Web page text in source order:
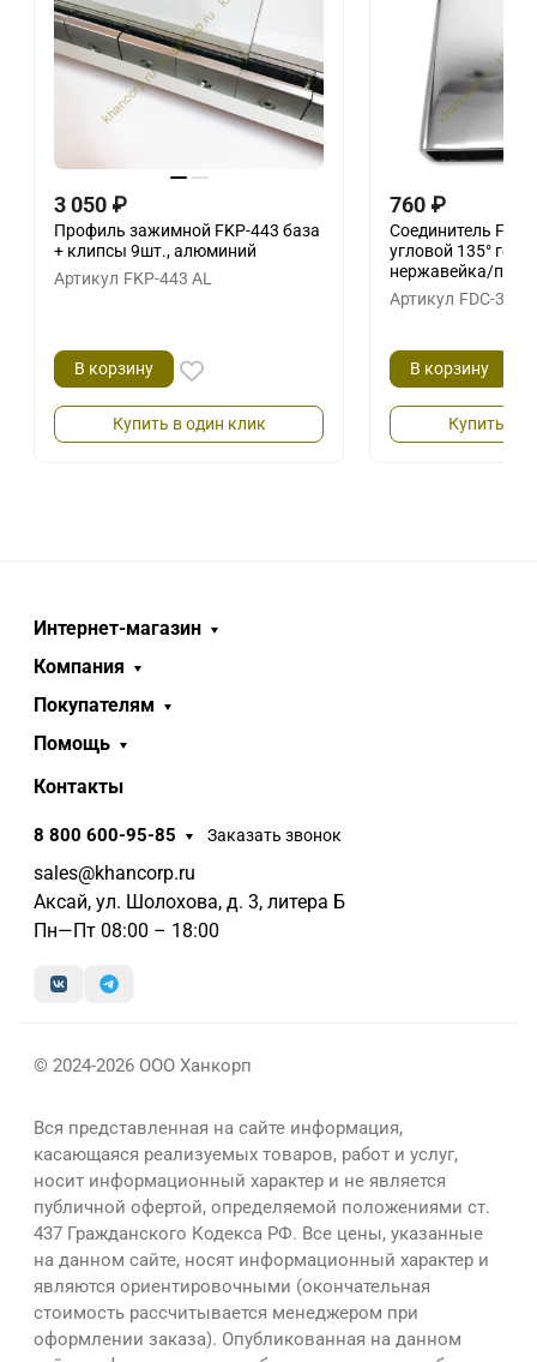
3 050 ₽
Профиль зажимной FKP-443 база
+ клипсы 9шт., алюминий
Артикул FKP-443 AL
В корзину
Купить в один клик
760 ₽
Соединитель
угловой 135°
нержавейка/
Артикул FDC-39
В корзину
Купить в
Интернет-магазин
Компания
Покупателям
Помощь
Контакты
8 800 600-95-85 Заказать звонок
sales@khancorp.ru
Аксай, ул. Шолохова, д. 3, литера Б
Пн—Пт 08:00 – 18:00
© 2024-2026 ООО Ханкорп
Вся представленная на сайте информация,
касающаяся реализуемых товаров, работ и услуг,
носит информационный характер и не является
публичной офертой, определяемой положениями ст.
437 Гражданского Кодекса РФ. Все цены, указанные
на данном сайте, носят информационный характер и
являются ориентировочными (окончательная
стоимость рассчитывается менеджером при
оформлении заказа). Опубликованная на данном